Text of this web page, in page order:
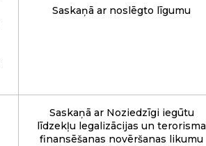
Saskaņā ar noslēgto līgumu
Saskaņā ar Noziedzīgi iegūtu
līdzekļu legalizācijas un terorisma
finansēšanas novēršanas likumu